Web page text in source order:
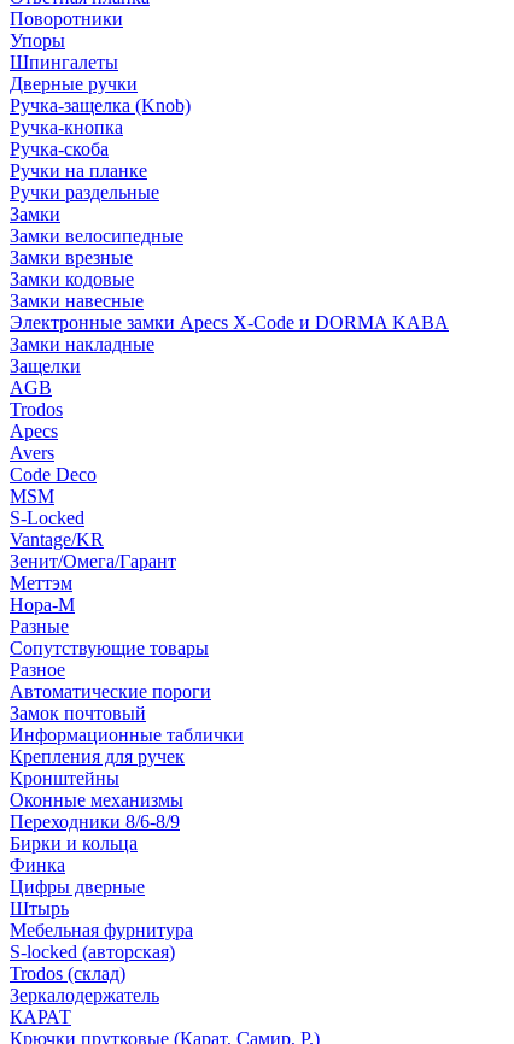
Поворотники
Упоры
Шпингалеты
Дверные ручки
Ручка-защелка (Knob)
Ручка-кнопка
Ручка-скоба
Ручки на планке
Ручки раздельные
Замки
Замки велосипедные
Замки врезные
Замки кодовые
Замки навесные
Электронные замки Apecs X-Code и DORMA KABA
Замки накладные
Защелки
AGB
Trodos
Apecs
Avers
Code Deco
MSM
S-Locked
Vantage/KR
Зенит/Омега/Гарант
Меттэм
Нора-М
Разные
Сопутствующие товары
Разное
Автоматические пороги
Замок почтовый
Информационные таблички
Крепления для ручек
Кронштейны
Оконные механизмы
Переходники 8/6-8/9
Бирки и кольца
Финка
Цифры дверные
Штырь
Мебельная фурнитура
S-locked (авторская)
Trodos (склад)
Зеркалодержатель
КАРАТ
Крючки прутковые (Карат, Самир, Р.)